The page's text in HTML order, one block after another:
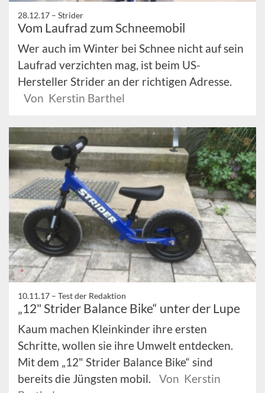
28.12.17 – Strider
Vom Laufrad zum Schneemobil
Wer auch im Winter bei Schnee nicht auf sein
Laufrad verzichten mag, ist beim US-
Hersteller Strider an der richtigen Adresse.
Von Kerstin Barthel
10.11.17 – Test der Redaktion
„12" Strider Balance Bike“ unter der Lupe
Kaum machen Kleinkinder ihre ersten
Schritte, wollen sie ihre Umwelt entdecken.
Mit dem „12" Strider Balance Bike“ sind
bereits die Jüngsten mobil.
Von Kerstin